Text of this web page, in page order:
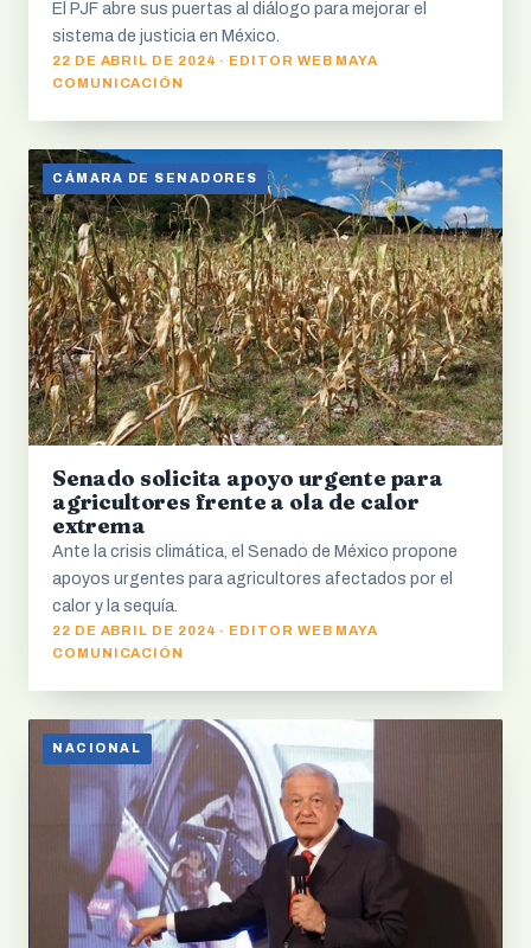
El PJF abre sus puertas al diálogo para mejorar el
sistema de justicia en México.
22 DE ABRIL DE 2024 · EDITOR WEB MAYA
COMUNICACIÓN
CÁMARA DE SENADORES
Senado solicita apoyo urgente para
agricultores frente a ola de calor
extrema
Ante la crisis climática, el Senado de México propone
apoyos urgentes para agricultores afectados por el
calor y la sequía.
22 DE ABRIL DE 2024 · EDITOR WEB MAYA
COMUNICACIÓN
NACIONAL